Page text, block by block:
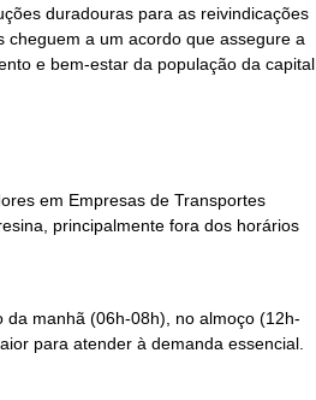
duradouras para as reivindicações
a um acordo que assegure a
e bem-estar da população da capital
em Empresas de Transportes
principalmente fora dos horários
manhã (06h-08h), no almoço (12h-
para atender à demanda essencial.